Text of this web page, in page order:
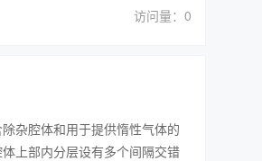
访问量：0
杂腔体和用于提供惰性气体的
上部内分层设有多个间隔交错